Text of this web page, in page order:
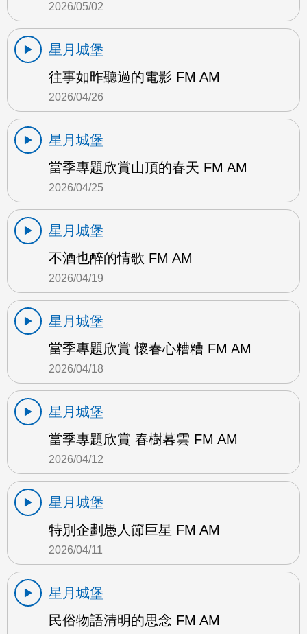
2026/05/02
星月城堡
往事如昨聽過的電影 FM AM
2026/04/26
星月城堡
當季專題欣賞山頂的春天 FM AM
2026/04/25
星月城堡
不酒也醉的情歌 FM AM
2026/04/19
星月城堡
當季專題欣賞 懷春心糟糟 FM AM
2026/04/18
星月城堡
當季專題欣賞 春樹暮雲 FM AM
2026/04/12
星月城堡
特別企劃愚人節巨星 FM AM
2026/04/11
星月城堡
民俗物語清明的思念 FM AM